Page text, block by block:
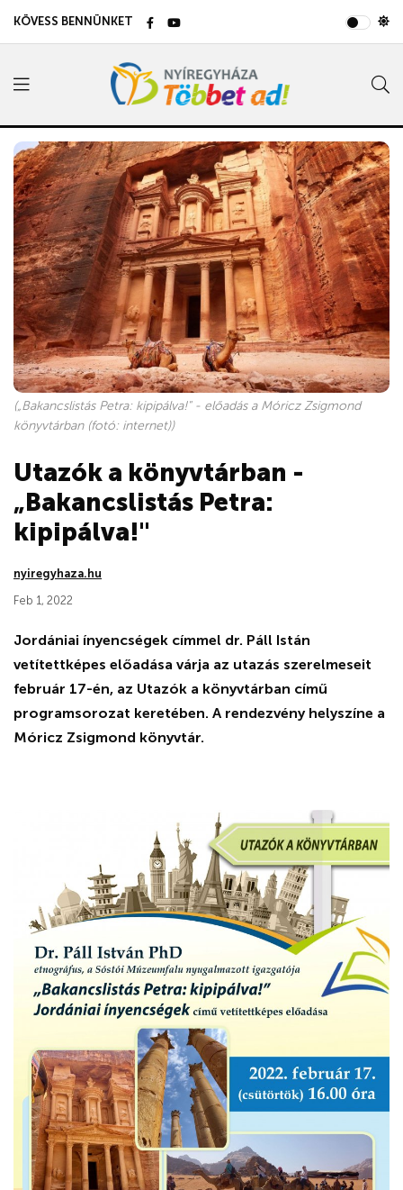
KÖVESS BENNÜNKET
(„Bakancslistás Petra: kipipálva!" - előadás a Móricz Zsigmond
könyvtárban (fotó: internet))
Utazók a könyvtárban -
„Bakancslistás Petra:
kipipálva!"
nyiregyhaza.hu
Feb 1, 2022
Jordániai ínyencségek címmel dr. Páll Istán
vetítettképes előadása várja az utazás szerelmeseit
február 17-én, az Utazók a könyvtárban című
programsorozat keretében. A rendezvény helyszíne a
Móricz Zsigmond könyvtár.